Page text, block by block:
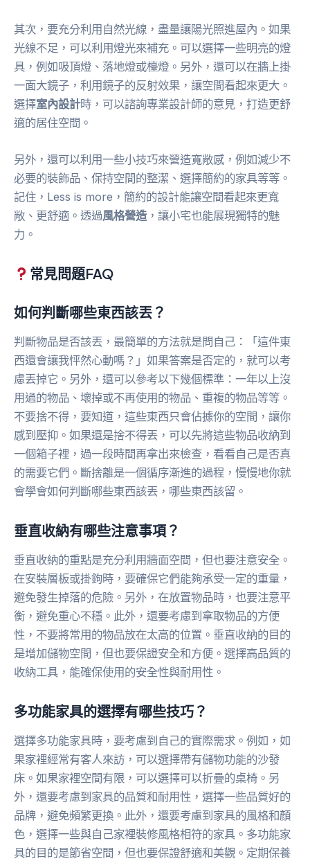
其次，要充分利用自然光線，盡量讓陽光照進屋內。如果
光線不足，可以利用燈光來補充。可以選擇一些明亮的燈
具，例如吸頂燈、落地燈或檯燈。另外，還可以在牆上掛
一面大鏡子，利用鏡子的反射效果，讓空間看起來更大。
選擇室內設計時，可以諮詢專業設計師的意見，打造更舒
適的居住空間。
另外，還可以利用一些小技巧來營造寬敞感，例如減少不
必要的裝飾品、保持空間的整潔、選擇簡約的家具等等。
記住，Less is more，簡約的設計能讓空間看起來更寬
敞、更舒適。透過風格營造 ，讓小宅也能展現獨特的魅
力。
常見問題FAQ
如何判斷哪些東西該丟？
判斷物品是否該丟，最簡單的方法就是問自己：「這件東
西還會讓我怦然心動嗎？」如果答案是否定的，就可以考
慮丟掉它。另外，還可以參考以下幾個標準：一年以上沒
用過的物品、壞掉或不再使用的物品、重複的物品等等。
不要捨不得，要知道，這些東西只會佔據你的空間，讓你
感到壓抑。如果還是捨不得丟，可以先將這些物品收納到
一個箱子裡，過一段時間再拿出來檢查，看看自己是否真
的需要它們。斷捨離是一個循序漸進的過程，慢慢地你就
會學會如何判斷哪些東西該丟，哪些東西該留。
垂直收納有哪些注意事項？
垂直收納的重點是充分利用牆面空間，但也要注意安全。
在安裝層板或掛鉤時，要確保它們能夠承受一定的重量，
避免發生掉落的危險。另外，在放置物品時，也要注意平
衡，避免重心不穩。此外，還要考慮到拿取物品的方便
性，不要將常用的物品放在太高的位置。垂直收納的目的
是增加儲物空間，但也要保證安全和方便。選擇高品質的
收納工具，能確保使用的安全性與耐用性。
多功能家具的選擇有哪些技巧？
選擇多功能家具時，要考慮到自己的實際需求。例如，如
果家裡經常有客人來訪，可以選擇帶有儲物功能的沙發
床。如果家裡空間有限，可以選擇可以折疊的桌椅。另
外，還要考慮到家具的品質和耐用性，選擇一些品質好的
品牌，避免頻繁更換。此外，還要考慮到家具的風格和顏
色，選擇一些與自己家裡裝修風格相符的家具。多功能家
具的目的是節省空間，但也要保證舒適和美觀。定期保養